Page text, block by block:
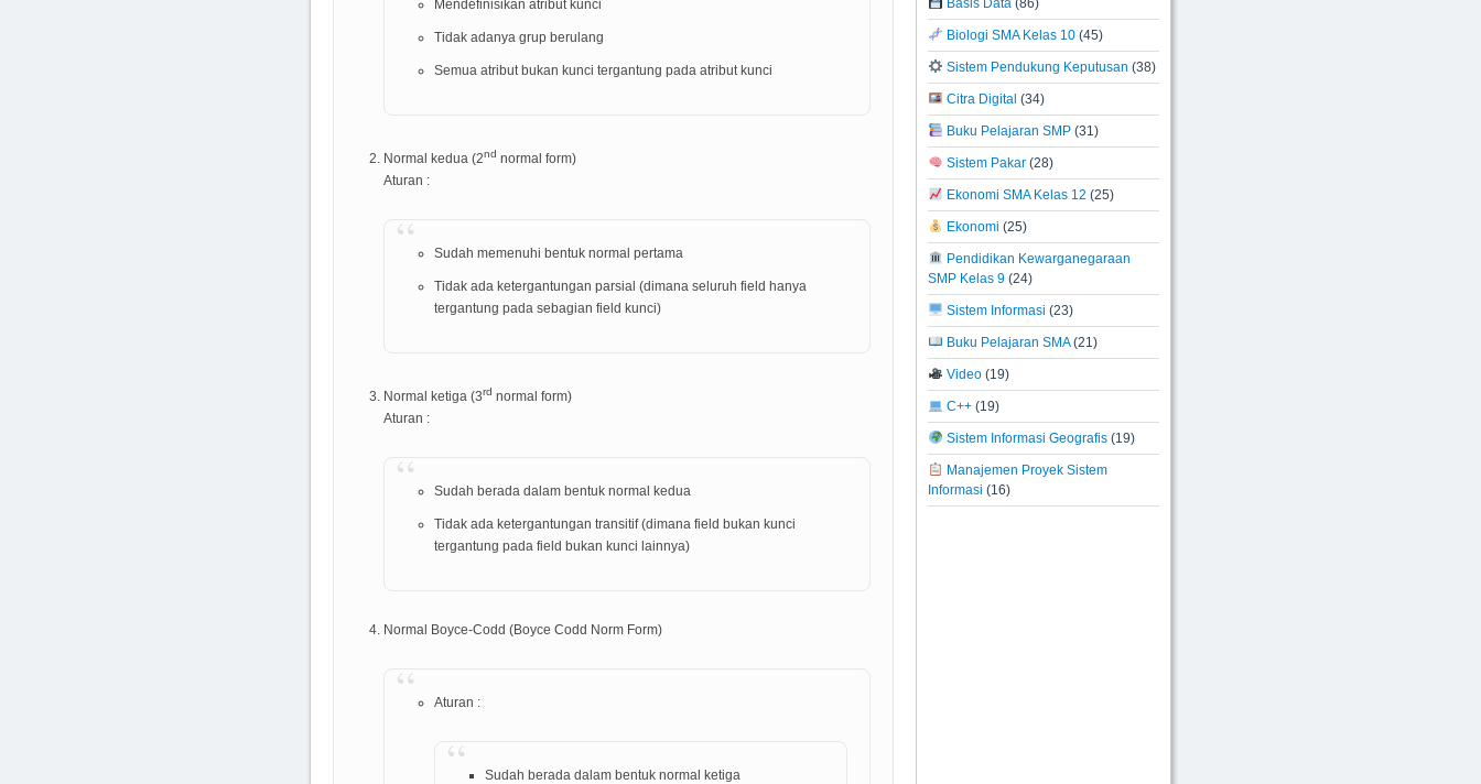
Mendefinisikan atribut kunci
Tidak adanya grup berulang
Semua atribut bukan kunci tergantung pada atribut kunci
Normal kedua (2nd normal form)
Aturan :
Sudah memenuhi bentuk normal pertama
Tidak ada ketergantungan parsial (dimana seluruh field hanya
tergantung pada sebagian field kunci)
Normal ketiga (3rd normal form)
Aturan :
Sudah berada dalam bentuk normal kedua
Tidak ada ketergantungan transitif (dimana field bukan kunci
tergantung pada field bukan kunci lainnya)
Normal Boyce-Codd (Boyce Codd Norm Form)
Aturan :
Sudah berada dalam bentuk normal ketiga
Biologi SMA Kelas 10(45)
Sistem Pendukung Keputusan (38)
Citra Digital (34)
Buku Pelajaran SMP(31)
Sistem Pakar(28)
Ekonomi SMA Kelas 12 (25)
Ekonomi (25)
Pendidikan Kewarganegaraan
SMP Kelas 9 (24)
Sistem Informasi (23)
Buku Pelajaran SMA(21)
Video(19)
C++(19)
Sistem Informasi Geografis(19)
Manajemen Proyek Sistem
Informasi (16)